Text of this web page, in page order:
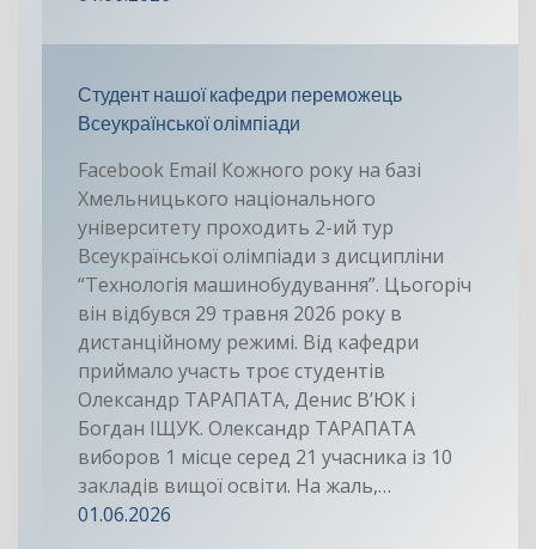
Студент нашої кафедри переможець
Всеукраїнської олімпіади
Facebook Email Кожного року на базі
Хмельницького національного
університету проходить 2-ий тур
Всеукраїнської олімпіади з дисципліни
“Технологія машинобудування”. Цьогоріч
він відбувся 29 травня 2026 року в
дистанційному режимі. Від кафедри
приймало участь троє студентів
Олександр ТАРАПАТА, Денис В’ЮК і
Богдан ІЩУК. Олександр ТАРАПАТА
виборов 1 місце серед 21 учасника із 10
закладів вищої освіти. На жаль,…
01.06.2026